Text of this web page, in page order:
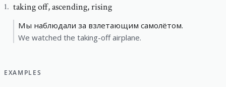
1. taking off,ascending, rising
Мы наблюдали за взлетающим самолётом.
We watched the taking-off airplane.
EXAMPLES